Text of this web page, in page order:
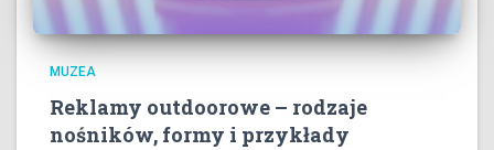
MUZEA
Reklamy outdoorowe – rodzaje
nośników, formy i przykłady